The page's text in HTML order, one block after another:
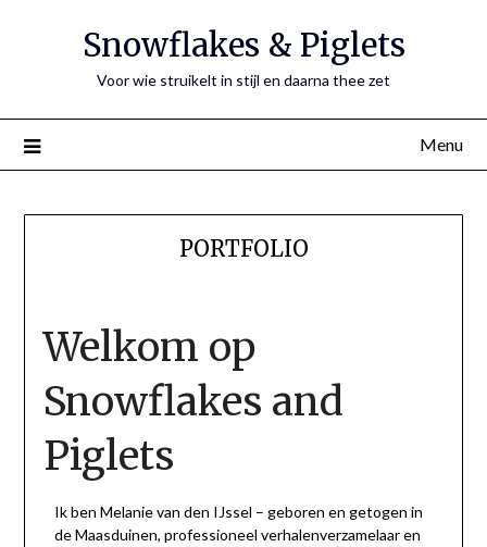
Snowflakes & Piglets
Voor wie struikelt in stijl en daarna thee zet
Menu
PORTFOLIO
Welkom op
Snowflakes and
Piglets
Ik ben Melanie van den IJssel – geboren en getogen in
de Maasduinen, professioneel verhalenverzamelaar en